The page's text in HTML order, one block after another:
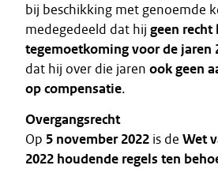
bij beschikking met genoemde
medegedeeld dat hij geen recht
tegemoetkoming voor de jaren
dat hij over die jaren ook geen
op compensatie.
Overgangsrecht
Op 5 november 2022 is de Wet
2022 houdende regels ten